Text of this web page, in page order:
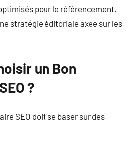
pour le référencement.
stratégie éditoriale axée sur les
un Bon
?
SEO doit se baser sur des